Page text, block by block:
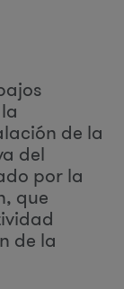
de la
del
por la
que
de la